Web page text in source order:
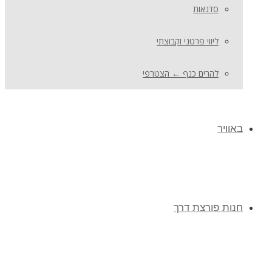
סדנאות
ליווי פרטני וקבוצתי
להרים כנף ← הצטרפי
באוויר
חנות פורצת דרך